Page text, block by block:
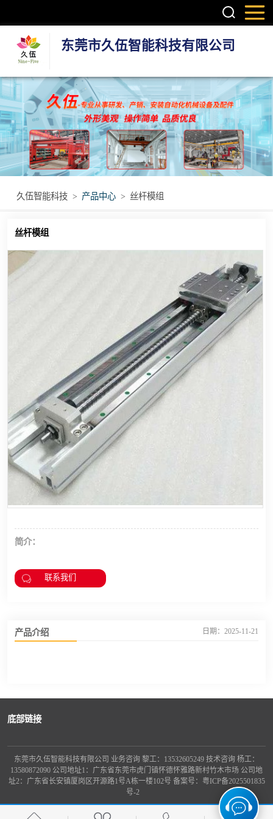
东莞市久伍智能科技有限公司
久伍智能科技 > 产品中心 > 丝杆模组
丝杆模组
简介：
联系我们
产品介绍 日期：2025-11-21
底部链接
东莞市久伍智能科技有限公司 业务咨询 黎工：13532605249 技术咨询 杨工：
13580872090 公司地址1：广东省东莞市虎门镇怀德怀雅路新村竹木市场 公司地
址2：广东省长安镇厦岗区开源路1号A栋一楼102号 备案号： 粤ICP备2025501835
号-2
三轴龙门桁架机
械手
两轴龙门机械手
机器人第七轴(地
轨)
立体库智能仓储
重型模组
丝杆模组